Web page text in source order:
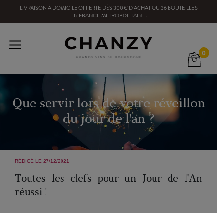
LIVRAISON À DOMICILE OFFERTE DÈS300€ D'ACHAT OU 36BOUTEILLES
EN FRANCE MÉTROPOLITAINE.
0
Que servir lors de votre réveillon
du jour de l'an ?
RÉDIGÉ LE 27/12/2021
Toutes les clefs pour un Jour de l'An
réussi !